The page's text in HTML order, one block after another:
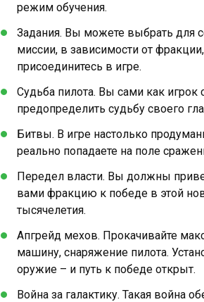
режим обучения.
Задания. Вы можете выбрать для
миссии, в зависимости от
присоединитесь в игре.
Судьба пилота. Вы сами как игрок
предопределить судьбу своего
Битвы. В игре настолько
реально попадаете на поле
Передел власти. Вы должны
вами фракцию к победе в этой
тысячелетия.
Апгрейд мехов. Прокачивайте
машину, снаряжение пилота.
оружие – и путь к победе открыт.
Война за галактику. Такая война